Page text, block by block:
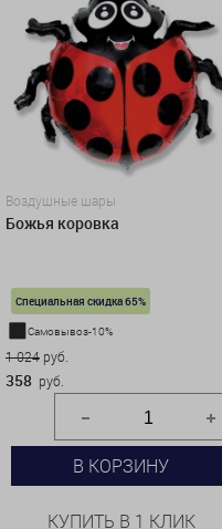
Воздушные шары
Божья коровка
Специальная скидка 65%
Самовывоз-10%
1 024 руб.
358 руб.
В КОРЗИНУ
КУПИТЬ В 1 КЛИК